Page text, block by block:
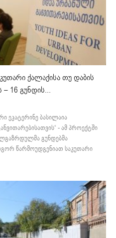
ქალაქისა თუ დაბის
16 გუნდის...
ეკატერინე ბასილაია
- ამ პროექტში
გუნდებმა
წარმოუდგენიათ საკუთარი